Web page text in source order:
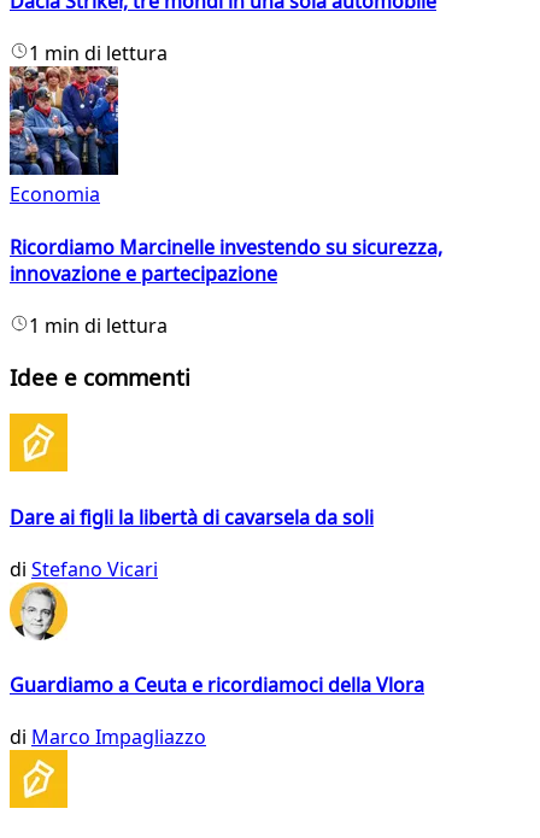
1 min di lettura
Economia
Ricordiamo Marcinelle investendo su sicurezza,
innovazione e partecipazione
1 min di lettura
Idee e commenti
Dare ai figli la libertà di cavarsela da soli
di Stefano Vicari
Guardiamo a Ceuta e ricordiamoci della Vlora
di Marco Impagliazzo